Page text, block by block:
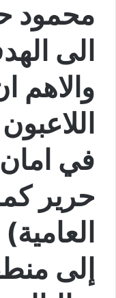
محمود
الى
والاهم
في
حرير
إلى